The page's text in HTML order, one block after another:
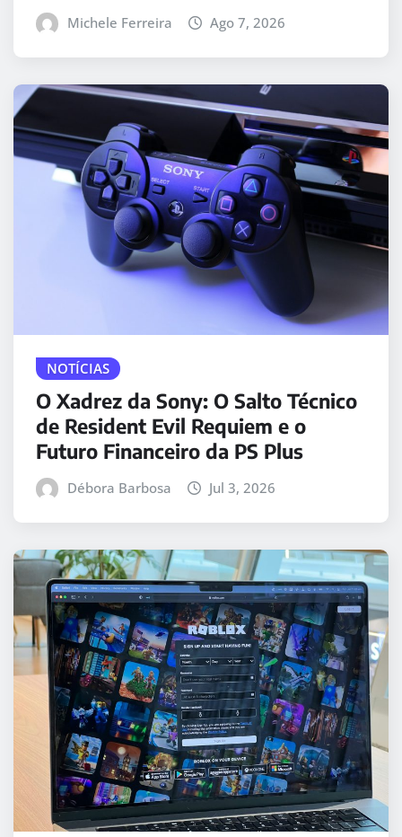
Michele Ferreira Ago 7, 2026
NOTÍCIAS
O Xadrez da Sony: O Salto Técnico
de Resident Evil Requiem e o
Futuro Financeiro da PS Plus
Débora Barbosa Jul 3, 2026